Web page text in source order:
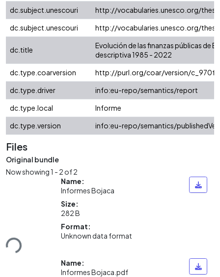
dc.subject.unescouri
http://vocabularies.unesco.org/
dc.subject.unescouri
http://vocabularies.unesco.org/
dc.title
Evolución de las finanzas públicas de
descriptiva 1985 - 2022
dc.type.coarversion
http://purl.org/coar/version/
dc.type.driver
info:eu-repo/semantics/report
dc.type.local
Informe
dc.type.version
info:eu-repo/semantics/
Files
Original bundle
Now showing1 - 2 of 2
Name:
Informes Bojaca
Size:
282 B
Format:
Unknown data format
Name:
Informes Bojaca.pdf